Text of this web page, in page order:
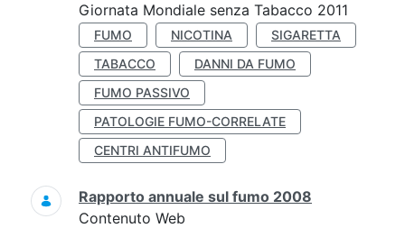
Giornata Mondiale senza Tabacco 2011
FUMO NICOTINA
SIGARETTA
TABACCO
DANNI DA FUMO
FUMO PASSIVO
PATOLOGIE FUMO-CORRELATE
CENTRI ANTIFUMO
Rapporto annuale sul fumo 2008
Contenuto Web